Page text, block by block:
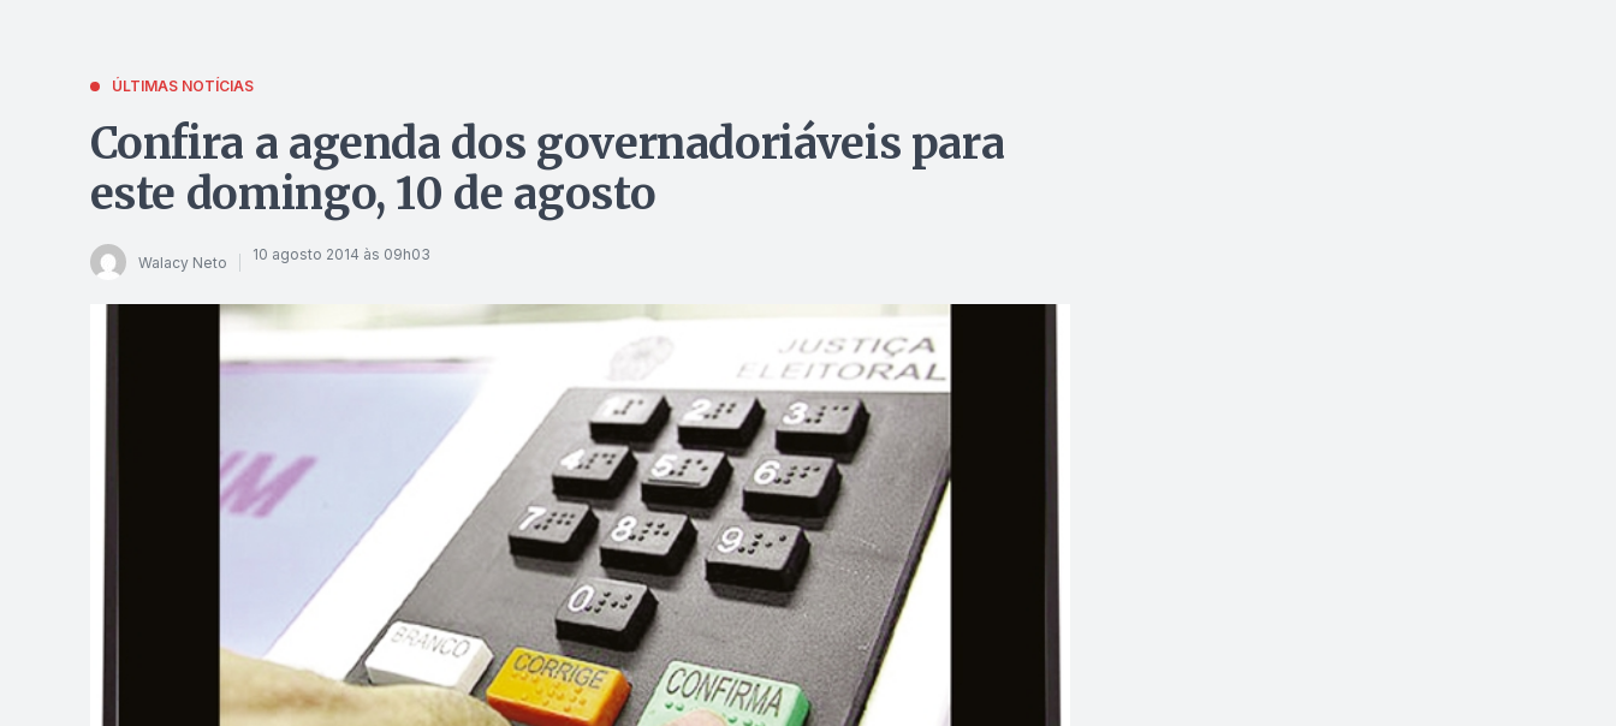
ÚLTIMAS NOTÍCIAS
Confira a agenda dos governadoriáveis para
este domingo, 10 de agosto
Walacy Neto 10 agosto 2014 às 09h03